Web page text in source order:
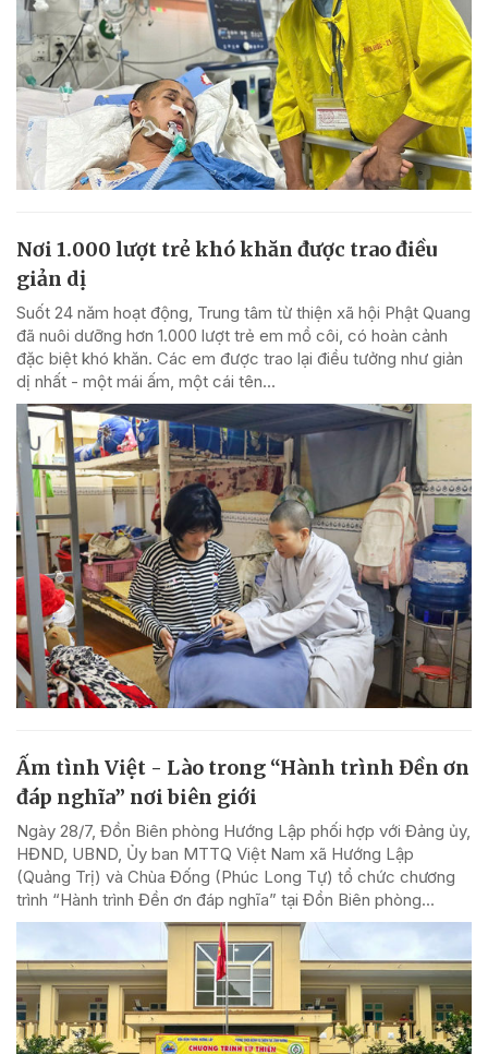
Nơi 1.000 lượt trẻ khó khăn được trao điều
giản dị
Suốt 24 năm hoạt động, Trung tâm từ thiện xã hội Phật Quang
đã nuôi dưỡng hơn 1.000 lượt trẻ em mồ côi, có hoàn cảnh
đặc biệt khó khăn. Các em được trao lại điều tưởng như giản
dị nhất - một mái ấm, một cái tên...
Ấm tình Việt - Lào trong “Hành trình Đền ơn
đáp nghĩa” nơi biên giới
Ngày 28/7, Đồn Biên phòng Hướng Lập phối hợp với Đảng ủy,
HĐND, UBND, Ủy ban MTTQ Việt Nam xã Hướng Lập
(Quảng Trị) và Chùa Đống (Phúc Long Tự) tổ chức chương
trình “Hành trình Đền ơn đáp nghĩa” tại Đồn Biên phòng...